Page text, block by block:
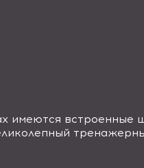
имеются встроенные